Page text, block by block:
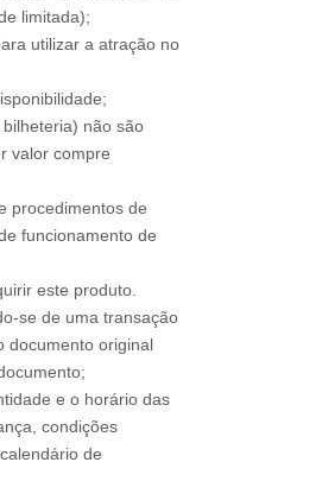
limitada);
utilizar a atração no
não são
valor compre
procedimentos de
funcionamento de
este produto.
se de uma transação
documento original
e o horário das
condições
de